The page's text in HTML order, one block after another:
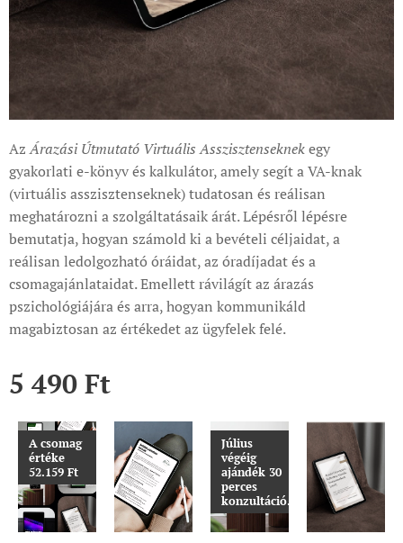
AzÁrazási Útmutató Virtuális Asszisztenseknekegy
gyakorlati e-könyv és kalkulátor, amely segít a VA-knak
(virtuális asszisztenseknek) tudatosan és reálisan
meghatározni a szolgáltatásaik árát. Lépésről lépésre
bemutatja, hogyan számold ki a bevételi céljaidat, a
reálisan ledolgozható óráidat, az óradíjadat és a
csomagajánlataidat. Emellett rávilágít az árazás
pszichológiájára és arra, hogyan kommunikáld
magabiztosan az értékedet az ügyfelek felé.
5 490 Ft
A csomag
értéke
52.159 Ft
Július
végéig
ajándék 30
perces
konzultáció.